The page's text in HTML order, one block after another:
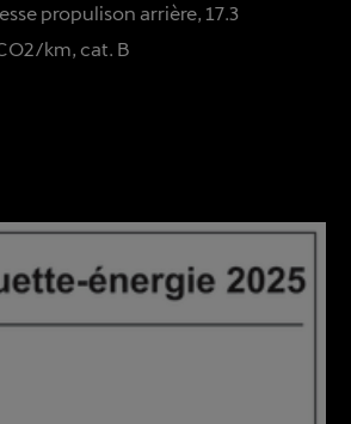
propulison arrière, 17.3
km, cat. B